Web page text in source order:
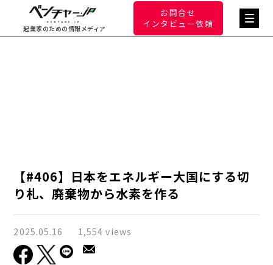
起業家のための情報メディア
お問合せ
インタビュー依頼
【#406】日本をエネルギー大国にする切
り札、廃棄物から水素を作る
2025.05.16 1,554 views